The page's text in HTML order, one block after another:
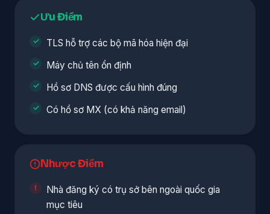
Ưu Điểm
TLS hỗ trợ các bộ mã hóa hiện đại
Máy chủ tên ổn định
Hồ sơ DNS được cấu hình đúng
Có hồ sơ MX (có khả năng email)
Nhược Điểm
Nhà đăng ký có trụ sở bên ngoài quốc gia
mục tiêu